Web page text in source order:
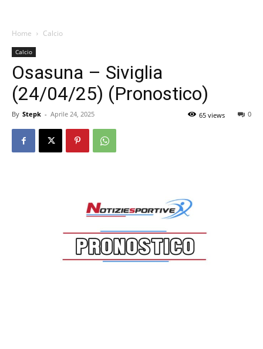
Home Calcio
Calcio
Osasuna – Siviglia
(24/04/25) (Pronostico)
By Stepk - Aprile 24, 2025 0
65 views